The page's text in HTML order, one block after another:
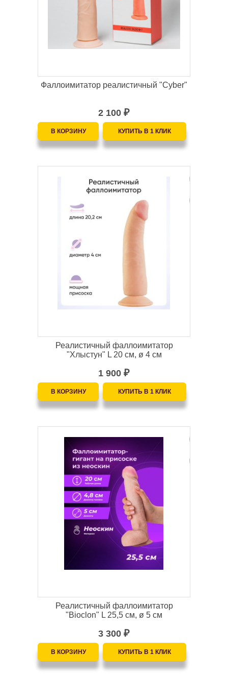
Фаллоимитатор реалистичный "Cyber"
2 100 ₽
Реалистичный фаллоимитатор
"Хлыстун" L 20 см, ø 4 см
1 900 ₽
Реалистичный фаллоимитатор
"Bioclon" L 25,5 см, ø 5 см
3 300 ₽